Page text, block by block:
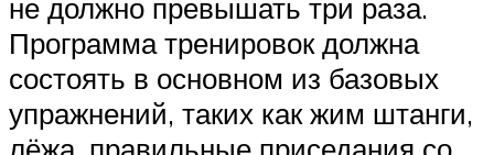
не должно превышать три раза.
Программа тренировок должна
состоять в основном из базовых
упражнений, таких как жим штанги,